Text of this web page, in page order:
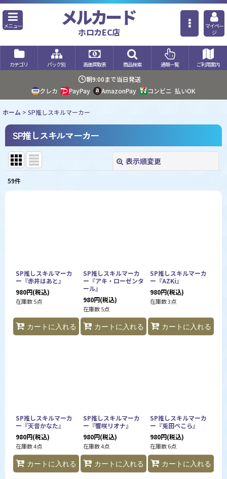
メニュー メルカード
ホロカEC店
マイペー
ジ
カテゴリ パック別 高価買取表 商品検索 通販一覧 ご利用案内
朝9:00まで当日発送
クレカ
PayPay AmazonPay コンビニ 払いOK
ホーム > SP推しスキルマーカー
SP推しスキルマーカー
表示順変更
表示数:
59件
SP推しスキルマーカ
ー『赤井はあと』
980円(税込)
在庫数 5点
カートに入れる
SP推しスキルマーカ
ー『アキ・ローゼンタ
ール』
980円(税込)
在庫数 5点
カートに入れる
SP推しスキルマーカ
ー『AZKi』
980円(税込)
在庫数 3点
カートに入れる
SP推しスキルマーカ
ー『天音かなた』
980円(税込)
在庫数 4点
カートに入れる
SP推しスキルマーカ
ー『響咲リオナ』
980円(税込)
在庫数 4点
カートに入れる
SP推しスキルマーカ
ー『兎田ぺこら』
980円(税込)
在庫数 6点
カートに入れる